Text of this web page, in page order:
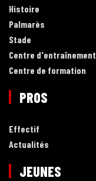
Histoire
Palmarès
Stade
Centre d'entraînement
Centre de formation
PROS
Effectif
Actualités
JEUNES